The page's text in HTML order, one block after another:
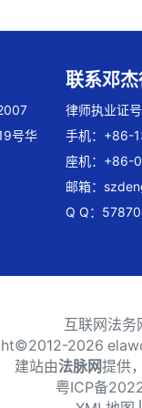
号华
联系邓
律师执业证
手机：+86-
座机：+86-
邮箱：
Q Q：
互联网法务
2026
建站由法脉网提供
粤ICP备